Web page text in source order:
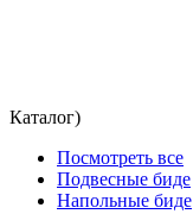
Каталог)
Посмотреть все
Подвесные биде
Напольные биде